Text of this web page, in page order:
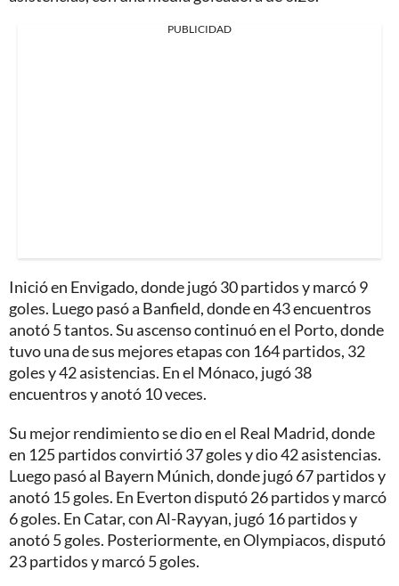
PUBLICIDAD
Inició en Envigado, donde jugó 30 partidos y marcó 9
goles. Luego pasó a Banfield, donde en 43 encuentros
anotó 5 tantos. Su ascenso continuó en el Porto, donde
tuvo una de sus mejores etapas con 164 partidos, 32
goles y 42 asistencias. En el Mónaco, jugó 38
encuentros y anotó 10 veces.
Su mejor rendimiento se dio en el Real Madrid, donde
en 125 partidos convirtió 37 goles y dio 42 asistencias.
Luego pasó al Bayern Múnich, donde jugó 67 partidos y
anotó 15 goles. En Everton disputó 26 partidos y marcó
6 goles. En Catar, con Al-Rayyan, jugó 16 partidos y
anotó 5 goles. Posteriormente, en Olympiacos, disputó
23 partidos y marcó 5 goles.